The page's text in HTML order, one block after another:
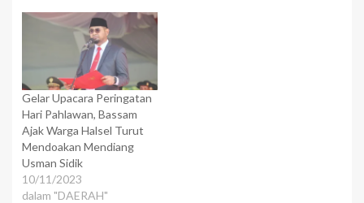
Gelar Upacara Peringatan
Hari Pahlawan, Bassam
Ajak Warga Halsel Turut
Mendoakan Mendiang
Usman Sidik
10/11/2023
dalam "DAERAH"